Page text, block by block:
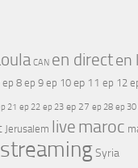
CAN en directen
ep 8 ep 9 ep 10 ep 11 ep 12
21 ep 22 ep 23 ep 27 ep 28 ep 30
Jerusalem live maroc
streamingSyria